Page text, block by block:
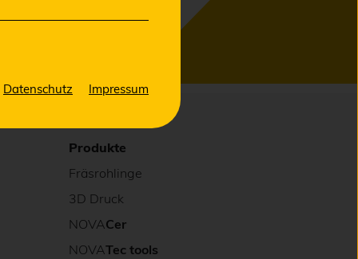
Produkte
Fräsrohlinge
3D Druck
NOVACer
NOVATec tools
Datenschutz Impressum